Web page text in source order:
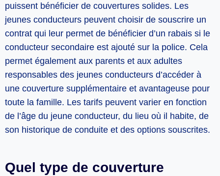
puissent bénéficier de couvertures solides. Les
jeunes conducteurs peuvent choisir de souscrire un
contrat qui leur permet de bénéficier d’un rabais si le
conducteur secondaire est ajouté sur la police. Cela
permet également aux parents et aux adultes
responsables des jeunes conducteurs d’accéder à
une couverture supplémentaire et avantageuse pour
toute la famille. Les tarifs peuvent varier en fonction
de l’âge du jeune conducteur, du lieu où il habite, de
son historique de conduite et des options souscrites.
Quel type de couverture